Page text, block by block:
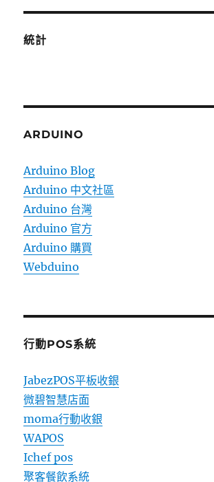
統計
ARDUINO
Arduino Blog
Arduino 中文社區
Arduino 台灣
Arduino 官方
Arduino 購買
Webduino
行動POS系統
JabezPOS平板收銀
微碧智慧店面
moma行動收銀
WAPOS
Ichef pos
聚客餐飲系統